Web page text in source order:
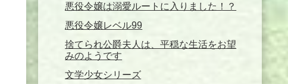
悪役令嬢は溺愛ルートに入りました！？
悪役令嬢レベル99
捨てられ公爵夫人は、平穏な生活をお望
みのようです
文学少女シリーズ